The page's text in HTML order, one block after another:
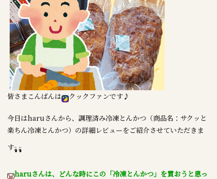
皆さまこんばんは クックファンです♪
今日はharuさんから、調理済み冷凍とんかつ（商品名：サクッと
楽ちん冷凍とんかつ）の詳細レビューをご紹介させていただきま
す
haruさんは、どんな時にこの「冷凍とんかつ」を買おうと思っ